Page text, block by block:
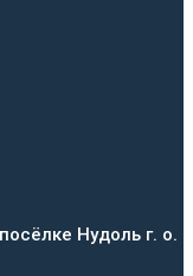
Нудоль г. о.